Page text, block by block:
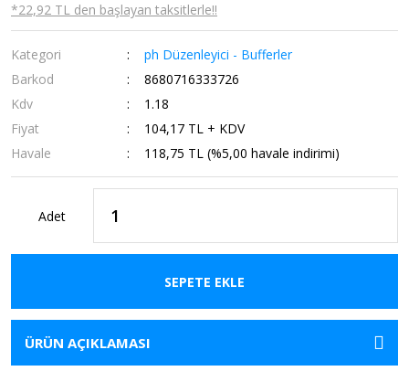
*22,92 TL den başlayan taksitlerle!!
Kategori
ph Düzenleyici - Bufferler
Barkod
8680716333726
Kdv
1.18
Fiyat
104,17 TL + KDV
Havale
118,75 TL (%5,00 havale indirimi)
Adet
SEPETE EKLE
ÜRÜN AÇIKLAMASI